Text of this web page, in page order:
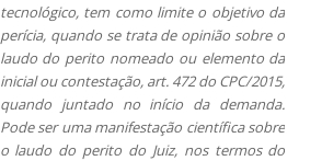
tecnológico, tem como limite o objetivo da
perícia, quando se trata de opinião sobre o
laudo do perito nomeado ou elemento da
inicial ou contestação, art. 472 do CPC/2015,
quando juntado no início da demanda.
Pode ser uma manifestação científica sobre
o laudo do perito do Juiz, nos termos do